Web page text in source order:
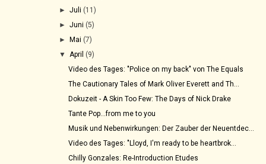
►Juli (11)
►Juni (5)
►Mai (7)
▼ April (9)
Video des Tages: "Police on my back" von The Equals
The Cautionary Tales of Mark Oliver Everett and Th...
Dokuzeit - A Skin Too Few: The Days of Nick Drake
Tante Pop...from me to you
Musik und Nebenwirkungen: Der Zauber der Neuentdec...
Video des Tages: "Lloyd, I'm ready to be heartbrok...
Chilly Gonzales: Re-Introduction Etudes